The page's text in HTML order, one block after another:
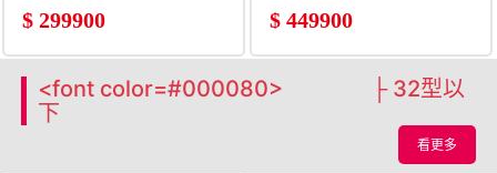
$ 299900 $ 449900
<font color=#000080> ├ 32型以
下
看更多